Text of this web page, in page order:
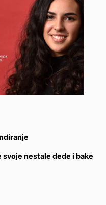
svoje nestale dede i bake